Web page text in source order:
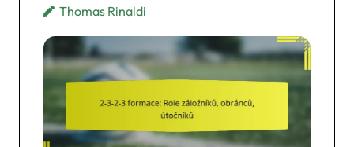
Thomas Rinaldi